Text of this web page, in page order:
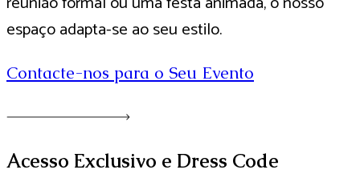
espaço adapta-se ao seu estilo.
Contacte-nos para o Seu Evento
Acesso Exclusivo e Dress Code